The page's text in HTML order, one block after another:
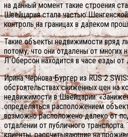
на данный момент такие строения
Швейцария стала частью
контроль на границах в далеком
Такие объекты недвижимости вряд
потому, что они отдалены от многих
Л`Оберсон находится в часе езды от
Ирина Чернова-Бургер из RUS 2
обстоятельствах сниженных цен на
недвижимости в Швейцарии:
определяться расположением
возможно расположено далеко от
отдалении от публичного
клиенты, рассчитывающие на